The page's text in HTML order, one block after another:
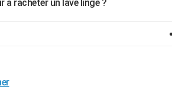
à racheter un lave linge ?